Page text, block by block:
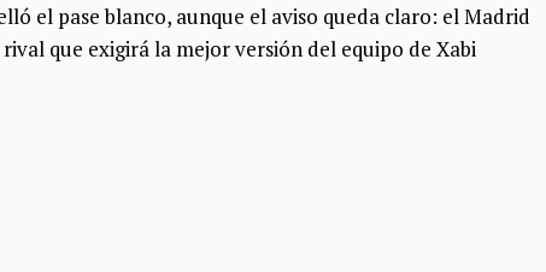
el pase blanco, aunque el aviso queda claro: el Madrid
que exigirá la mejor versión del equipo de Xabi